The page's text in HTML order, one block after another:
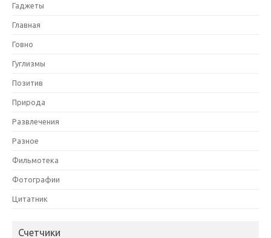
Гаджеты
Главная
Говно
Гуглизмы
Позитив
Природа
Развлечения
Разное
Фильмотека
Фотографии
Цитатник
Счетчики